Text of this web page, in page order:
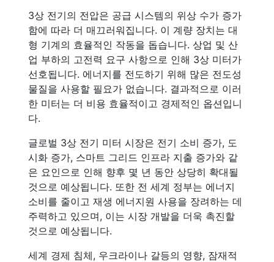
3상 전기의 전압은 공급 시스템의 위상 수가 증가
함에 따라 더 매끄러워집니다. 이 계량 장치는 대
형 기계의 효율적인 작동을 돕습니다. 상업 및 산
업 부하의 고전력 요구 사항으로 인해 3상 미터가
선호됩니다. 에너지를 전도하기 위해 많은 전도성
물질을 사용할 필요가 없습니다. 결과적으로 이러
한 미터는 더 비용 효율적이고 경제적인 옵션입니
다.
글로벌 3상 전기 미터 시장은 전기 소비 증가, 도
시화 증가, 스마트 그리드 인프라 지출 증가와 같
은 요인으로 인해 향후 몇 년 동안 상당히 확대될
것으로 예상됩니다. 또한 전 세계 정부는 에너지
소비를 줄이고 재생 에너지원 사용을 장려하는 데
주력하고 있으며, 이는 시장 개발을 더욱 촉진할
것으로 예상됩니다.
세계 경제 침체, 우크라이나 갈등의 영향, 잠재적